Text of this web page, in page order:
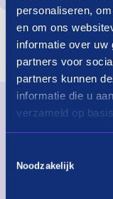
personaliseren,
en om ons
informatie over uw
partners voor
partners kunnen
informatie die u
verzameld op
Noodzakelijk
Shop instore